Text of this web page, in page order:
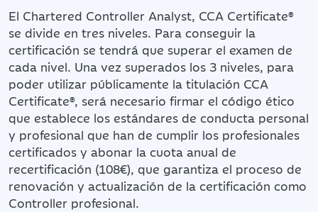
El Chartered Controller Analyst, CCA Certificate®
se divide en tres niveles. Para conseguir la
certificación se tendrá que superar el examen de
cada nivel. Una vez superados los 3 niveles, para
poder utilizar públicamente la titulación CCA
Certificate®, será necesario firmar el código ético
que establece los estándares de conducta personal
y profesional que han de cumplir los profesionales
certificados y abonar la cuota anual de
recertificación (108€), que garantiza el proceso de
renovación y actualización de la certificación como
Controller profesional.